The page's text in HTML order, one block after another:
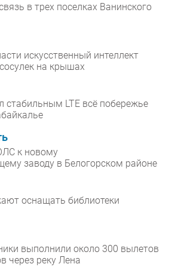
в трех поселках Ванинского
искусственный интеллект
на крышах
стабильным LTE всё побережье
к новому
заводу в Белогорском районе
оснащать библиотеки
выполнили около 300 вылетов
через реку Лена